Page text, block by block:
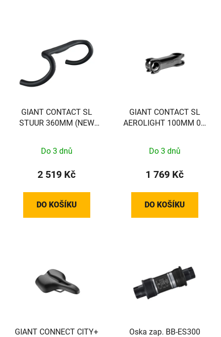
GIANT CONTACT SL
STUUR 360MM (NEW
Do 3 dnů
2 519 Kč
DO KOŠÍKU
GIANT CONTACT SL
AEROLIGHT 100MM 0D
Do 3 dnů
1 769 Kč
DO KOŠÍKU
GIANT CONNECT CITY+
Oska zap. BB-ES300